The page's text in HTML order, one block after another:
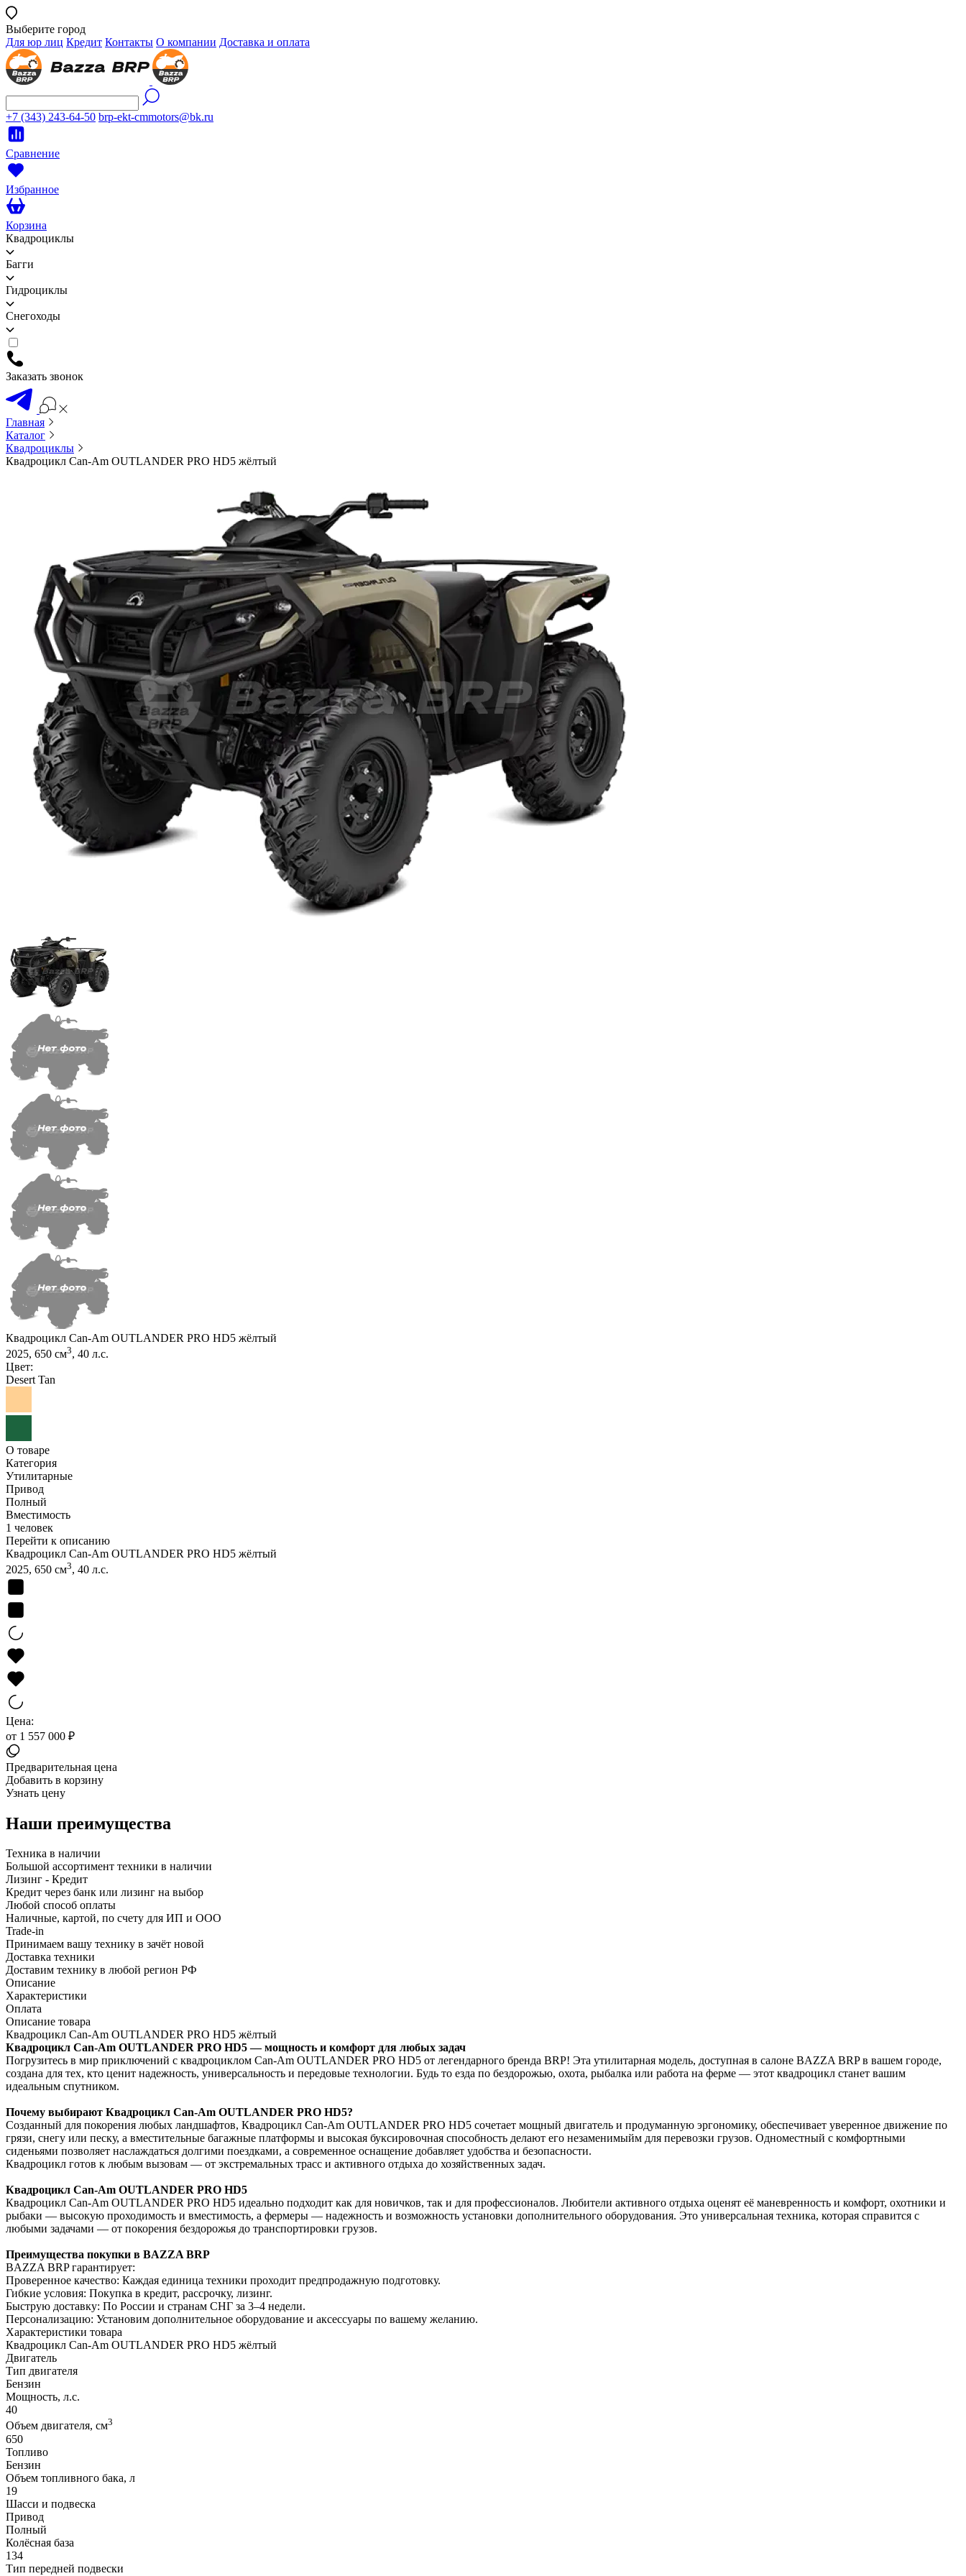
Выберите город
Для юр лиц Кредит Контакты О компании Доставка и оплата
+7 (343) 243-64-50 brp-ekt-cmmotors@bk.ru
Сравнение
Избранное
Корзина
Квадроциклы
Багги
Гидроциклы
Снегоходы
Заказать звонок
Главная
Каталог
Квадроциклы
Квадроцикл Can-Am OUTLANDER PRO HD5 жёлтый
Квадроцикл Can-Am OUTLANDER PRO HD5 жёлтый
2025, 650 см3, 40 л.с.
Цвет:
Desert Tan
О товаре
Категория
Утилитарные
Привод
Полный
Вместимость
1 человек
Перейти к описанию
Квадроцикл Can-Am OUTLANDER PRO HD5 жёлтый
2025, 650 см3, 40 л.с.
Цена:
от 1 557 000 ₽
Предварительная цена
Добавить в корзину
Узнать цену
Наши преимущества
Техника в наличии
Большой ассортимент техники в наличии
Лизинг - Кредит
Кредит через банк или лизинг на выбор
Любой способ оплаты
Наличные, картой, по счету для ИП и ООО
Trade-in
Принимаем вашу технику в зачёт новой
Доставка техники
Доставим технику в любой регион РФ
Описание
Характеристики
Оплата
Описание товара
Квадроцикл Can-Am OUTLANDER PRO HD5 жёлтый
Квадроцикл Can-Am OUTLANDER PRO HD5 — мощность и комфорт для любых задач
Погрузитесь в мир приключений с квадроциклом Can-Am OUTLANDER PRO HD5 от легендарного бренда BRP! Эта утилитарная модель, доступная в салоне BAZZA BRP в вашем городе,
создана для тех, кто ценит надежность, универсальность и передовые технологии. Будь то езда по бездорожью, охота, рыбалка или работа на ферме — этот квадроцикл станет вашим
идеальным спутником.
Почему выбирают Квадроцикл Can-Am OUTLANDER PRO HD5?
Созданный для покорения любых ландшафтов, Квадроцикл Can-Am OUTLANDER PRO HD5 сочетает мощный двигатель и продуманную эргономику, обеспечивает уверенное движение по
грязи, снегу или песку, а вместительные багажные платформы и высокая буксировочная способность делают его незаменимыйм для перевозки грузов. Одноместный с комфортными
сиденьями позволяет наслаждаться долгими поездками, а современное оснащение добавляет удобства и безопасности.
Квадроцикл готов к любым вызовам — от экстремальных трасс и активного отдыха до хозяйственных задач.
Квадроцикл Can-Am OUTLANDER PRO HD5
Квадроцикл Can-Am OUTLANDER PRO HD5 идеально подходит как для новичков, так и для профессионалов. Любители активного отдыха оценят её маневренность и комфорт, охотники и
рыбаки — высокую проходимость и вместимость, а фермеры — надежность и возможность установки дополнительного оборудования. Это универсальная техника, которая справится с
любыми задачами — от покорения бездорожья до транспортировки грузов.
Преимущества покупки в BAZZA BRP
BAZZA BRP гарантирует:
Проверенное качество: Каждая единица техники проходит предпродажную подготовку.
Гибкие условия: Покупка в кредит, рассрочку, лизинг.
Быструю доставку: По России и странам СНГ за 3–4 недели.
Персонализацию: Установим дополнительное оборудование и аксессуары по вашему желанию.
Характеристики товара
Квадроцикл Can-Am OUTLANDER PRO HD5 жёлтый
Двигатель
Тип двигателя
Бензин
Мощность, л.с.
40
Объем двигателя, см3
650
Топливо
Бензин
Объем топливного бака, л
19
Шасси и подвеска
Привод
Полный
Колёсная база
134
Тип передней подвески